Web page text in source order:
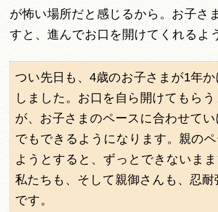
が怖い場所だと感じるから。お子さ
すと、進んでお口を開けてくれるよ
つい先日も、4歳のお子さまが1年
しました。お口を自ら開けてもら
が、お子さまのペースに合わせて
でもできるようになります。親の
ようとすると、ずっとできないま
私たちも、そして親御さんも、忍
です。